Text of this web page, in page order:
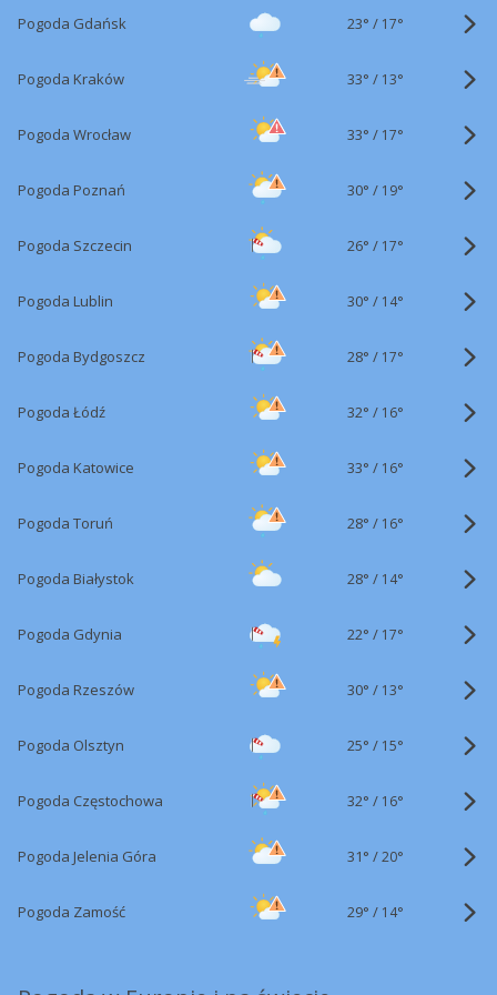
Pogoda Gdańsk 23° / 17°
Pogoda Kraków 33° / 13°
Pogoda Wrocław 33° / 17°
Pogoda Poznań 30° / 19°
Pogoda Szczecin 26° / 17°
Pogoda Lublin 30° / 14°
Pogoda Bydgoszcz 28° / 17°
Pogoda Łódź 32° / 16°
Pogoda Katowice 33° / 16°
Pogoda Toruń 28° / 16°
Pogoda Białystok 28° / 14°
Pogoda Gdynia 22° / 17°
Pogoda Rzeszów 30° / 13°
Pogoda Olsztyn 25° / 15°
Pogoda Częstochowa 32° / 16°
Pogoda Jelenia Góra 31° /20°
Pogoda Zamość 29° / 14°